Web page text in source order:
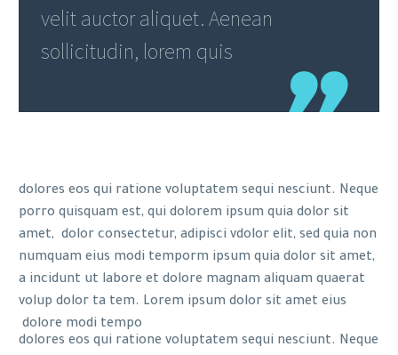
velit auctor aliquet. Aenean
sollicitudin, lorem quis
dolores eos qui ratione voluptatem sequi nesciunt. Neque
porro quisquam est, qui dolorem ipsum quia dolor sit
amet, dolor consectetur, adipisci vdolor elit, sed quia non
numquam eius modi temporm ipsum quia dolor sit amet,
a incidunt ut labore et dolore magnam aliquam quaerat
volup dolor ta tem. Lorem ipsum dolor sit amet eius
dolore modi tempo
dolores eos qui ratione voluptatem sequi nesciunt. Neque